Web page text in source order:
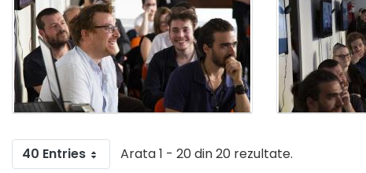
40 Entries Arata 1 - 20 din 20 rezultate.